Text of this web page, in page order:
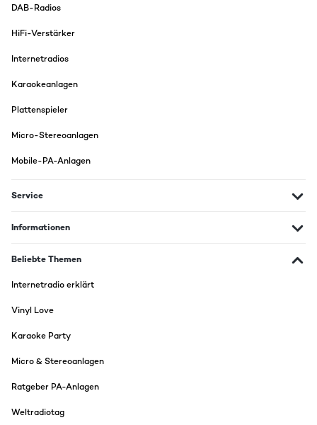
DAB-Radios
HiFi-Verstärker
Internetradios
Karaokeanlagen
Plattenspieler
Micro-Stereoanlagen
Mobile-PA-Anlagen
Service
Informationen
Beliebte Themen
Internetradio erklärt
Vinyl Love
Karaoke Party
Micro & Stereoanlagen
Ratgeber PA-Anlagen
Weltradiotag